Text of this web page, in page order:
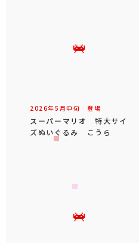
2026年5 月中旬 登場
スーパーマリオ 特大サイ
ズぬいぐるみ こうら